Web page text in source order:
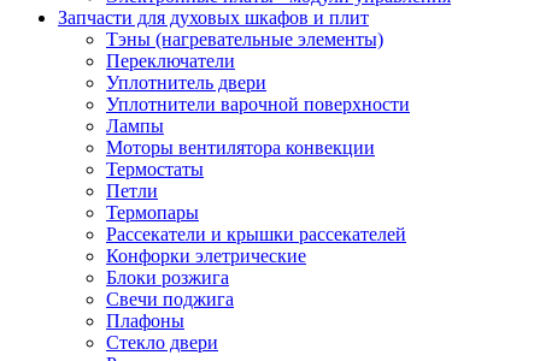
Запчасти для духовых шкафов и плит
Тэны (нагревательные элементы)
Переключатели
Уплотнитель двери
Уплотнители варочной поверхности
Лампы
Моторы вентилятора конвекции
Термостаты
Петли
Термопары
Рассекатели и крышки рассекателей
Конфорки элетрические
Блоки розжига
Свечи поджига
Плафоны
Стекло двери